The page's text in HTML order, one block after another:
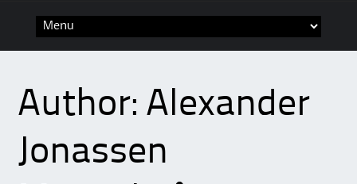
Author: Alexander
Jonassen